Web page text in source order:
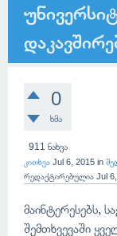
0
ხმა
911 ნახვა
კითხვა Jul 6, 2015 in
რედაქტირებულია Jul
მაინტერესებს,
შემთხვევაში